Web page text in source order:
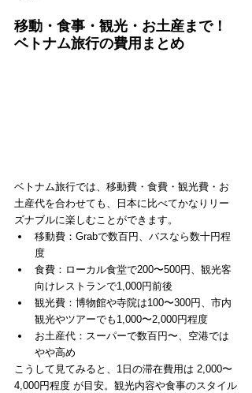
移動・食事・観光・お土産まで！
ベトナム旅行の費用まとめ
ベトナム旅行では、移動費・食費・観光費・お
土産代を合わせても、日本に比べてかなりリー
ズナブルに楽しむことができます。
移動費：Grabで数百円、バスなら数十円程
度
食費：ローカル食堂で200〜500円、観光客
向けレストランで1,000円前後
観光費：博物館や寺院は100〜300円、市内
観光やツアーでも1,000〜2,000円程度
お土産代：スーパーで数百円〜、空港では
やや高め
こうして見てみると、1日の滞在費用は 2,000〜
4,000円程度 が目安。観光内容や食事のスタイル